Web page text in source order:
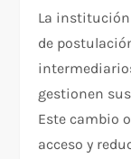
La
de
gestionen
Este cambio
acceso y